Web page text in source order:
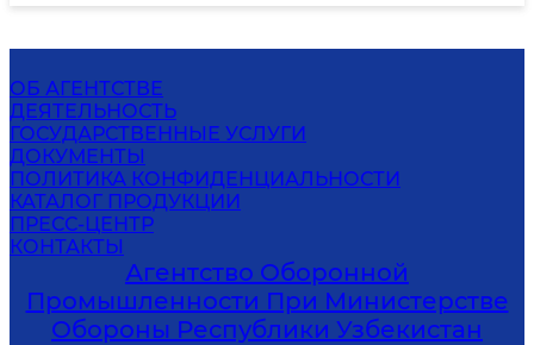
ОБ АГЕНТСТВЕ
ДЕЯТЕЛЬНОСТЬ
ГОСУДАРСТВЕННЫЕ УСЛУГИ
ДОКУМЕНТЫ
ПОЛИТИКА КОНФИДЕНЦИАЛЬНОСТИ
КАТАЛОГ ПРОДУКЦИИ
ПРЕСС-ЦЕНТР
КОНТАКТЫ
Агентство Оборонной
Промышленности При Министерстве
Обороны Республики Узбекистан